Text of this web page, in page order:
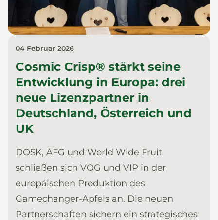
04 Februar 2026
Cosmic Crisp® stärkt seine
Entwicklung in Europa: drei
neue Lizenzpartner in
Deutschland, Österreich und
UK
DOSK, AFG und World Wide Fruit
schließen sich VOG und VIP in der
europäischen Produktion des
Gamechanger-Apfels an. Die neuen
Partnerschaften sichern ein strategisches